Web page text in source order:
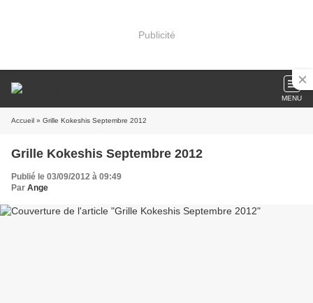
Publicité
MENU
Accueil » Grille Kokeshis Septembre 2012
Grille Kokeshis Septembre 2012
Publié le 03/09/2012 à 09:49
Par Ange